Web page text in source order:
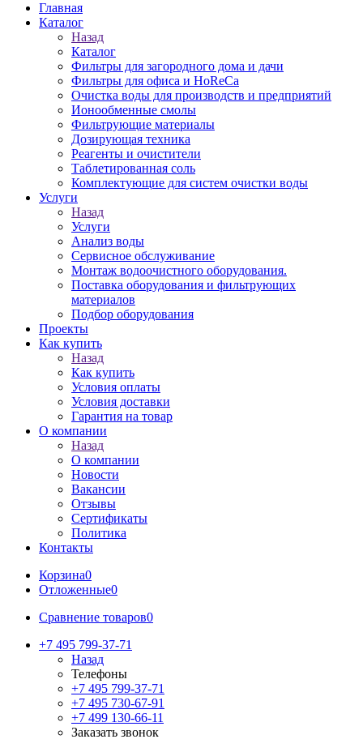
Главная
Каталог
Назад
Каталог
Фильтры для загородного дома и дачи
Фильтры для офиса и HoReCa
Очистка воды для производств и предприятий
Ионообменные смолы
Фильтрующие материалы
Дозирующая техника
Реагенты и очистители
Таблетированная соль
Комплектующие для систем очистки воды
Услуги
Назад
Услуги
Анализ воды
Сервисное обслуживание
Монтаж водоочистного оборудования.
Поставка оборудования и фильтрующих
материалов
Подбор оборудования
Проекты
Как купить
Назад
Как купить
Условия оплаты
Условия доставки
Гарантия на товар
О компании
Назад
О компании
Новости
Вакансии
Отзывы
Сертификаты
Политика
Контакты
Корзина0
Отложенные0
Сравнение товаров0
+7 495 799-37-71
Назад
Телефоны
+7 495 799-37-71
+7 495 730-67-91
+7 499 130-66-11
Заказать звонок